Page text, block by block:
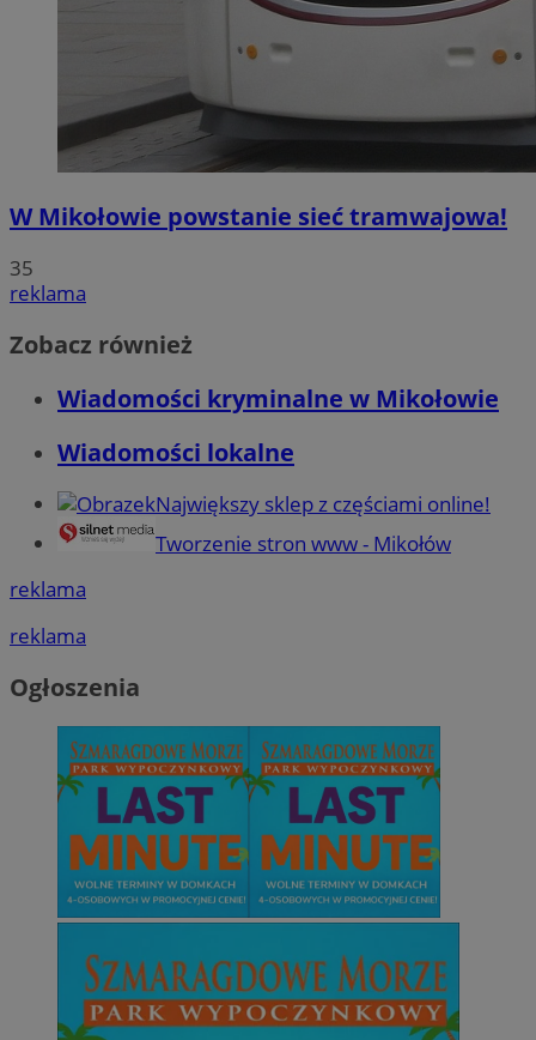
W Mikołowie powstanie sieć tramwajowa!
35
reklama
Zobacz również
Wiadomości kryminalne w Mikołowie
Wiadomości lokalne
Największy sklep z częściami online!
Tworzenie stron www - Mikołów
reklama
reklama
Ogłoszenia